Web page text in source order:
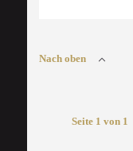
Nach oben
Seite 1 von 1